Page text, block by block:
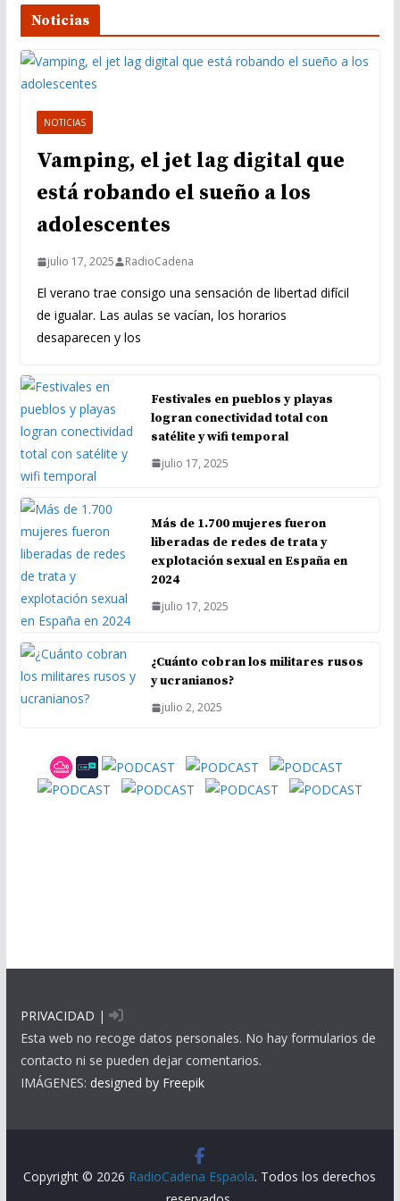
Noticias
NOTICIAS
Vamping, el jet lag digital que
está robando el sueño a los
adolescentes
julio 17, 2025 RadioCadena
El verano trae consigo una sensación de libertad difícil
de igualar. Las aulas se vacían, los horarios
desaparecen y los
Festivales en pueblos y playas
logran conectividad total con
satélite y wifi temporal
julio 17, 2025
Más de 1.700 mujeres fueron
liberadas de redes de trata y
explotación sexual en España en
2024
julio 17, 2025
¿Cuánto cobran los militares rusos
y ucranianos?
julio 2, 2025
PRIVACIDAD |
Esta web no recoge datos personales. No hay formularios de
contacto ni se pueden dejar comentarios.
IMÁGENES: designed by Freepik
Copyright © 2026 RadioCadena Espaola. Todos los derechos